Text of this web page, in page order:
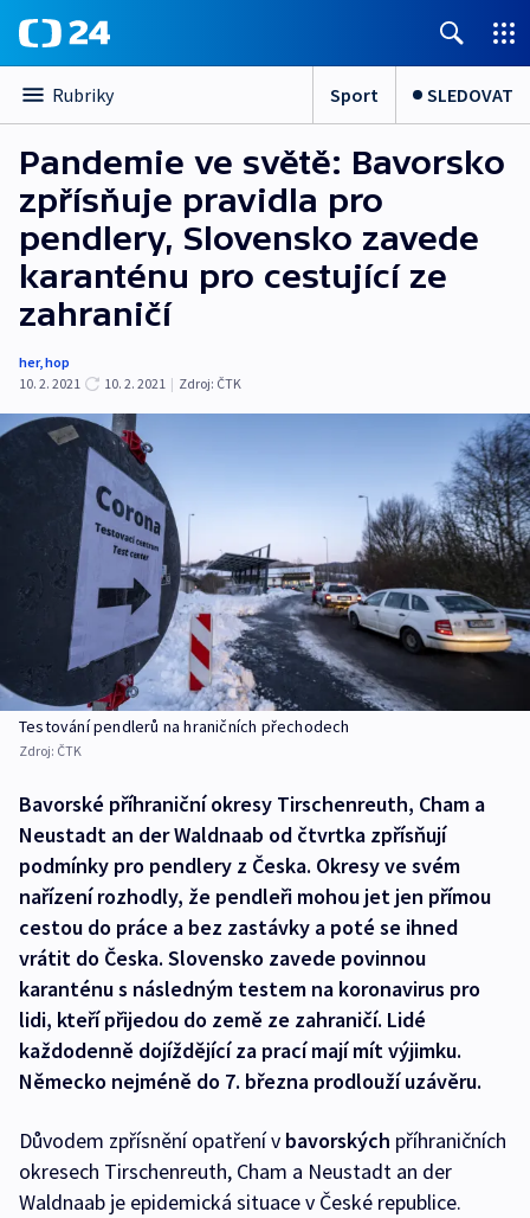
Rubriky Sport SLEDOVAT
Pandemie ve světě: Bavorsko
zpřísňuje pravidla pro
pendlery, Slovensko zavede
karanténu pro cestující ze
zahraničí
her,hop
10. 2. 2021
10. 2. 2021 | Zdroj: ČTK
Testování pendlerů na hraničních přechodech
Zdroj: ČTK
Bavorské příhraniční okresy Tirschenreuth, Cham a
Neustadt an der Waldnaab od čtvrtka zpřísňují
podmínky pro pendlery z Česka. Okresy ve svém
nařízení rozhodly, že pendleři mohou jet jen přímou
cestou do práce a bez zastávky a poté se ihned
vrátit do Česka. Slovensko zavede povinnou
karanténu s následným testem na koronavirus pro
lidi, kteří přijedou do země ze zahraničí. Lidé
každodenně dojíždějící za prací mají mít výjimku.
Německo nejméně do 7. března prodlouží uzávěru.
Důvodem zpřísnění opatření v bavorských příhraničních
okresech Tirschenreuth, Cham a Neustadt an der
Waldnaab je epidemická situace v České republice.